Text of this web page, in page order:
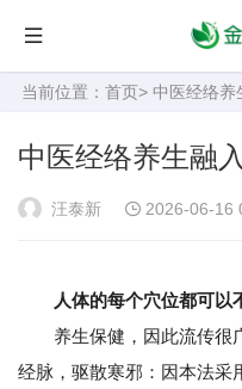
当前位置： 首页> 中医经络养
中医经络养生融
汪泰新 2026-06-16
人体的每个穴位都可以
养生保健，因此流传很
经脉，驱散寒邪：因本法采